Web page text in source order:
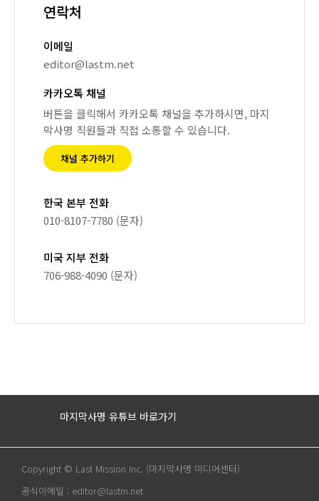
연락처
이메일
editor@lastm.net
카카오톡 채널
버튼을 클릭해서 카카오톡 채널을 추가하시면, 마지
막사명 직원들과 직접 소통할 수 있습니다.
채널 추가하기
한국 본부 전화
010-8107-7780 (문자)
미국 지부 전화
706-988-4090 (문자)
마지막사명 유튜브 바로가기
Copyright © Last Mission Inc. (마지막사명 미디어센터)
공식이메일 : editor@lastm.net